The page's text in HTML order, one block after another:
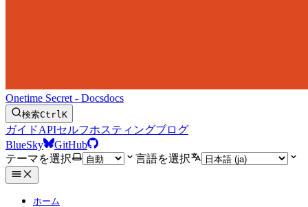
Onetime Secret - Docsdocs
検索CtrlK
ガイドAPIセルフホスティングブログ
BlueSky
GitHub
テーマを選択
言語を選択
ホーム